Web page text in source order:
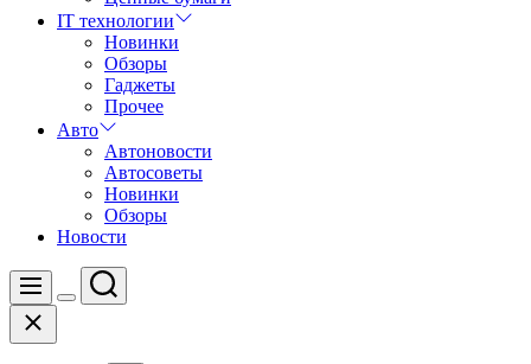
IT технологии
Новинки
Обзоры
Гаджеты
Прочее
Авто
Автоновости
Автосоветы
Новинки
Обзоры
Новости
Меню
Цвет
Поиск
Закрыть